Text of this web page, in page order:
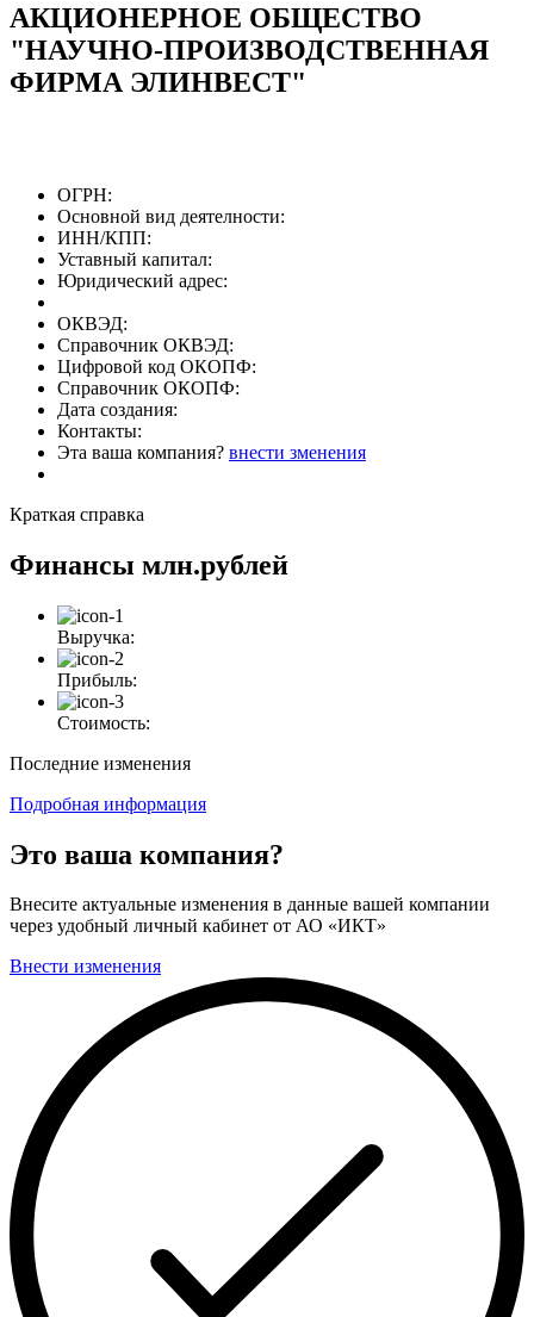
АКЦИОНЕРНОЕ ОБЩЕСТВО
"НАУЧНО-ПРОИЗВОДСТВЕННАЯ
ФИРМА ЭЛИНВЕСТ"
ОГРН:
Основной вид деятелности:
ИНН/КПП:
Уставный капитал:
Юридический адрес:
ОКВЭД:
Справочник ОКВЭД:
Цифровой код ОКОПФ:
Справочник ОКОПФ:
Дата создания:
Контакты:
Эта ваша компания? внести зменения
Краткая справка
Финансы млн.рублей
Выручка:
Прибыль:
Стоимость:
Последние изменения
Подробная информация
Это ваша компания?
Внесите актуальные изменения в данные вашей компании
через удобный личный кабинет от АО «ИКТ»
Внести изменения